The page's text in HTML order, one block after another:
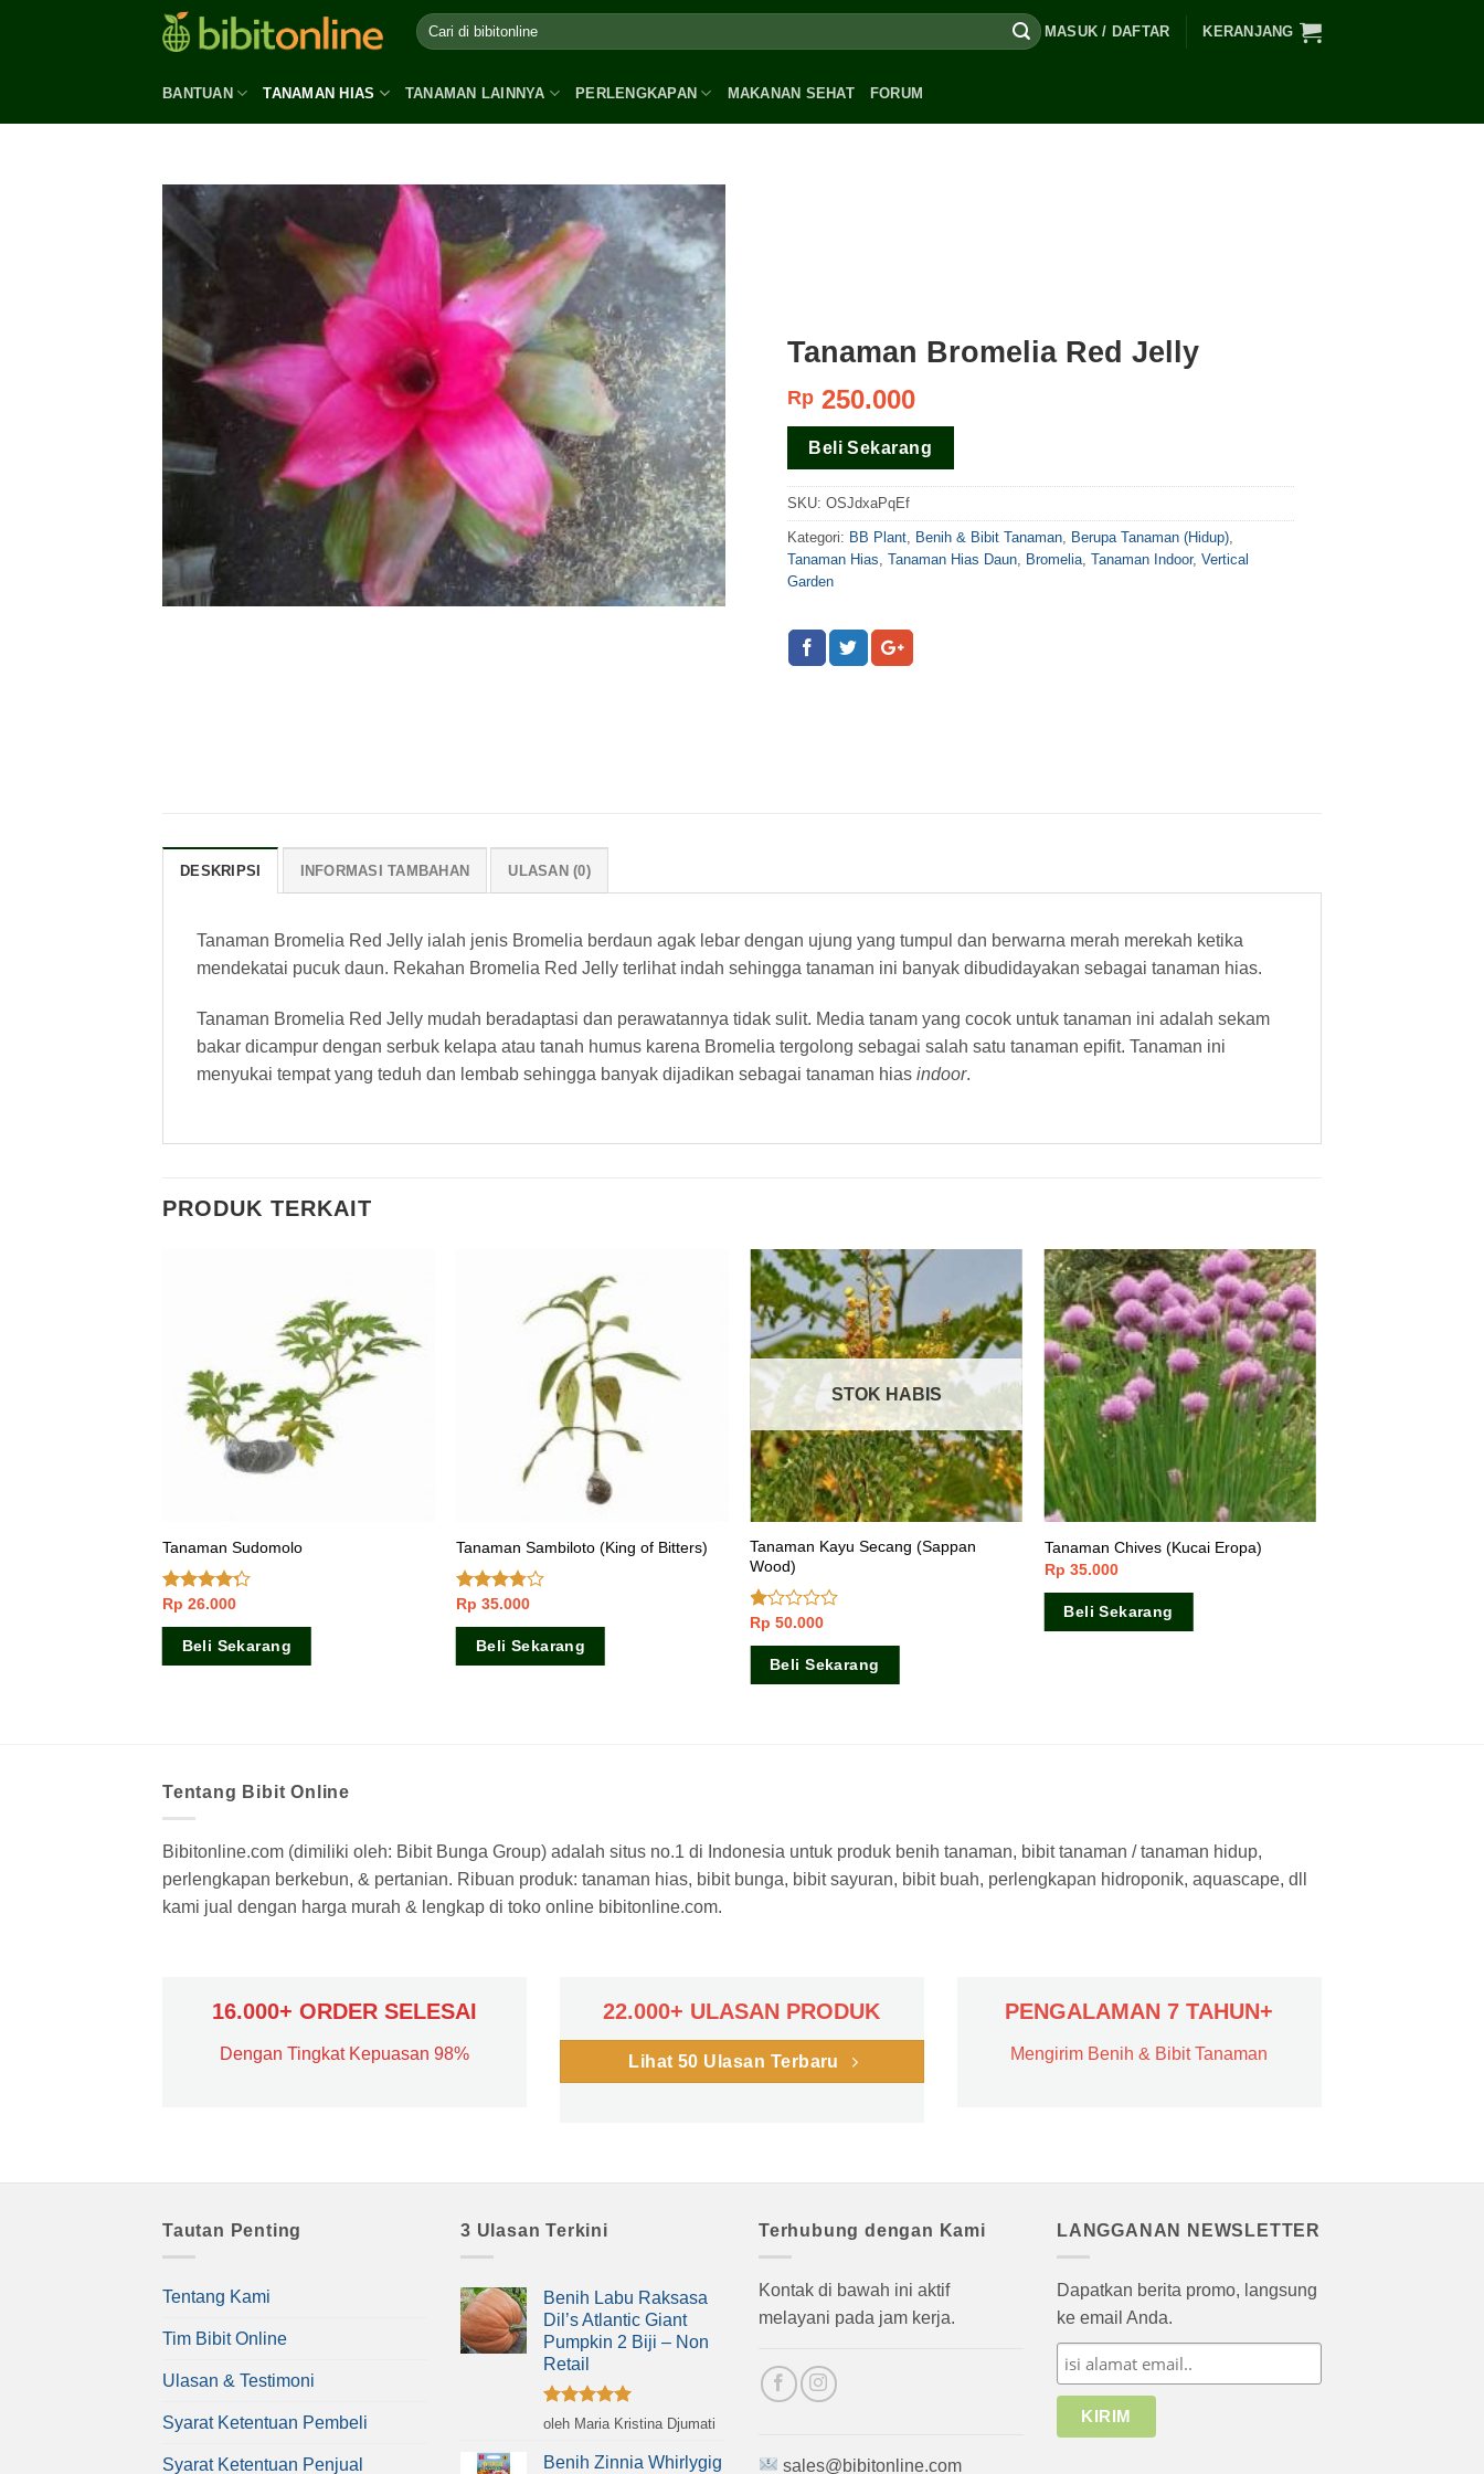
MASUK / DAFTAR KERANJANG
BANTUAN TANAMAN HIAS TANAMAN LAINNYA PERLENGKAPAN MAKANAN SEHAT FORUM
Tanaman Bromelia Red Jelly
Rp250.000
Beli Sekarang
SKU: OSJdxaPqEf
Kategori: BB Plant, Benih & Bibit Tanaman, Berupa Tanaman (Hidup),
Tanaman Hias, Tanaman Hias Daun, Bromelia, Tanaman Indoor, Vertical
Garden
DESKRIPSI INFORMASI TAMBAHAN ULASAN (0)
Tanaman Bromelia Red Jelly ialah jenis Bromelia berdaun agak lebar dengan ujung yang tumpul dan berwarna merah merekah ketika
mendekatai pucuk daun. Rekahan Bromelia Red Jelly terlihat indah sehingga tanaman ini banyak dibudidayakan sebagai tanaman hias.
Tanaman Bromelia Red Jelly mudah beradaptasi dan perawatannya tidak sulit. Media tanam yang cocok untuk tanaman ini adalah sekam
bakar dicampur dengan serbuk kelapa atau tanah humus karena Bromelia tergolong sebagai salah satu tanaman epifit. Tanaman ini
menyukai tempat yang teduh dan lembab sehingga banyak dijadikan sebagai tanaman hias indoor.
PRODUK TERKAIT
Tanaman Sudomolo
Dinilai
Rp 26.000
Beli Sekarang
Tanaman Sambiloto (King of Bitters)
Dinilai
Rp 35.000
Beli Sekarang
STOK HABIS
Tanaman Kayu Secang (Sappan
Wood)
Dinilai
dari
Rp 50.000
Beli Sekarang
Tanaman Chives (Kucai Eropa)
Rp 35.000
Beli Sekarang
Tentang Bibit Online
Bibitonline.com (dimiliki oleh: Bibit Bunga Group) adalah situs no.1 di Indonesia untuk produk benih tanaman, bibit tanaman / tanaman hidup,
perlengkapan berkebun, & pertanian. Ribuan produk: tanaman hias, bibit bunga, bibit sayuran, bibit buah, perlengkapan hidroponik, aquascape, dll
kami jual dengan harga murah & lengkap di toko online bibitonline.com.
16.000+ ORDER SELESAI
Dengan Tingkat Kepuasan 98%
22.000+ ULASAN PRODUK
Lihat 50 Ulasan Terbaru
PENGALAMAN 7 TAHUN+
Mengirim Benih & Bibit Tanaman
Tautan Penting
Tentang Kami
Tim Bibit Online
Ulasan & Testimoni
Syarat Ketentuan Pembeli
Syarat Ketentuan Penjual
3 Ulasan Terkini
Benih Labu Raksasa
Dil’s Atlantic Giant
Pumpkin 2 Biji – Non
Retail
Dinilai5
oleh Maria Kristina Djumati
Benih Zinnia Whirlygig
Terhubung dengan Kami
Kontak di bawah ini aktif
melayani pada jam kerja.
sales@bibitonline.com
LANGGANAN NEWSLETTER
Dapatkan berita promo, langsung
ke email Anda.